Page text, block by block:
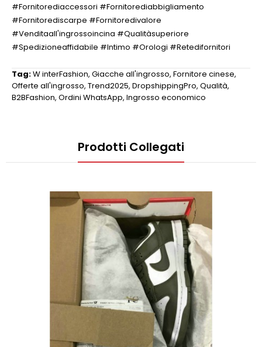
#Fornitorediaccessori #Fornitorediabbigliamento
#Fornitorediscarpe #Fornitoredivalore
#Venditaall'ingrossoincina #Qualitàsuperiore
#Spedizioneaffidabile #Intimo #Orologi #Retedifornitori
Tag:W interFashion, Giacche all'ingrosso, Fornitore cinese,
Offerte all'ingrosso, Trend2025, DropshippingPro, Qualità,
B2BFashion, Ordini WhatsApp, Ingrosso economico
Prodotti Collegati